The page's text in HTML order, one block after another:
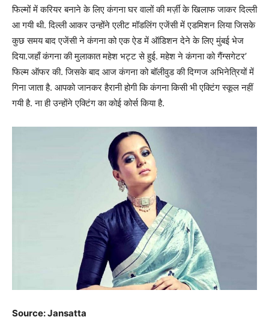
फिल्मों में करियर बनाने के लिए कंगना घर वालों की मर्ज़ी के खिलाफ जाकर दिल्ली
आ गयी थी. दिल्ली आकर उन्होंने एलीट मॉडलिंग एजेंसी में एडमिशन लिया जिसके
कुछ समय बाद एजेंसी ने कंगना को एक ऐड में ऑडिशन देने के लिए मुंबई भेज
दिया.जहाँ कंगना की मुलाकात महेश भट्ट से हुई. महेश ने कंगना को गैंग्सगेटर’
फिल्म ऑफर की. जिसके बाद आज कंगना को बॉलीवुड की दिग्गज अभिनेत्रियों में
गिना जाता है. आपको जानकर हैरानी होगी कि कंगना किसी भी एक्टिंग स्कूल नहीं
गयी है. ना ही उन्होंने एक्टिंग का कोई कोर्स किया है.
Source: Jansatta